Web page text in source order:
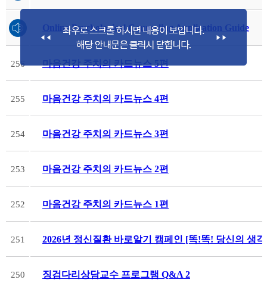
Online Psychological Counseling Application Guide
256 마음건강 주치의 카드뉴스 5편
255 마음건강 주치의 카드뉴스 4편
254 마음건강 주치의 카드뉴스 3편
253 마음건강 주치의 카드뉴스 2편
252 마음건강 주치의 카드뉴스 1편
251 2026년 정신질환 바로알기 캠페인 [똑!똑! 당신의 생
250 징검다리상담교수 프로그램 Q&A 2